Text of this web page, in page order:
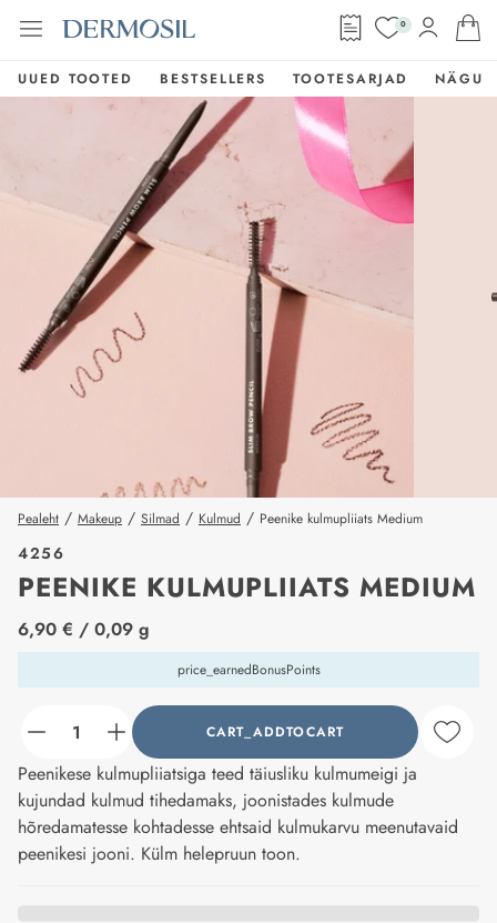
0
UUED TOOTED BESTSELLERS TOOTESARJAD NÄGU
Pealeht / Makeup / Silmad / Kulmud / Peenike kulmupliiats Medium
4256
PEENIKE KULMUPLIIATS MEDIUM
price_label
6,90 € / 0,09 g
price_earnedBonusPoints
counter_current CART_ADDTOCART
Peenikese kulmupliiatsiga teed täiusliku kulmumeigi ja
kujundad kulmud tihedamaks, joonistades kulmude
hõredamatesse kohtadesse ehtsaid kulmukarvu meenutavaid
peenikesi jooni. Külm helepruun toon.